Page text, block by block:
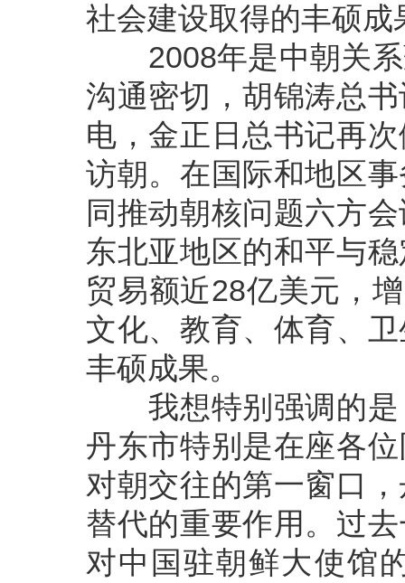
社会建设取得的丰硕
2008年是中朝关系
沟通密切，胡锦涛总
电，金正日总书记再
访朝。在国际和地区
同推动朝核问题六方
东北亚地区的和平与
贸易额近28亿美元，
文化、教育、体育、
丰硕成果。
我想特别强调的是
丹东市特别是在座各
对朝交往的第一窗口
替代的重要作用。过
对中国驻朝鲜大使馆